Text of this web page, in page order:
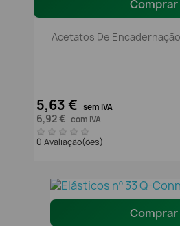
Comprar
Acetatos De
5,63 € sem IVA
6,92 € com IVA
0 Avaliação(ões)
Comprar